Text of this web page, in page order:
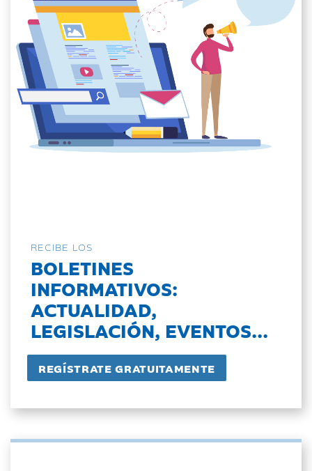
RECIBE LOS
BOLETINES
INFORMATIVOS:
ACTUALIDAD,
LEGISLACIÓN, EVENTOS...